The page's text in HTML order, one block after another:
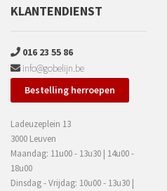
KLANTENDIENST
016 23 55 86
info@gobelijn.be
Bestelling herroepen
Ladeuzeplein 13
3000 Leuven
Maandag: 11u00 - 13u30 | 14u00 -
18u00
Dinsdag - Vrijdag: 10u00 - 13u30 |